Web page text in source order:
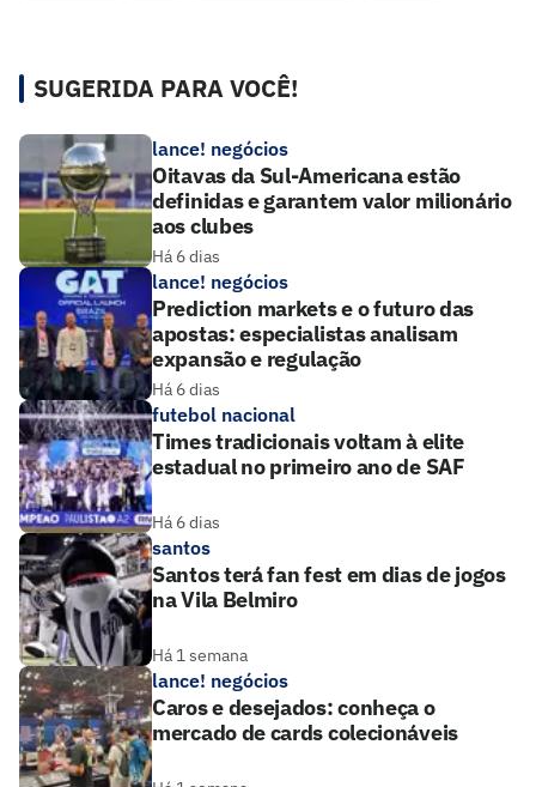
SUGERIDA PARA VOCÊ!
lance! negócios
Oitavas da Sul-Americana estão
definidas e garantem valor milionário
aos clubes
Há 6 dias
lance! negócios
Prediction markets e o futuro das
apostas: especialistas analisam
expansão e regulação
Há 6 dias
futebol nacional
Times tradicionais voltam à elite
estadual no primeiro ano de SAF
Há 6 dias
santos
Santos terá fan fest em dias de jogos
na Vila Belmiro
Há 1 semana
lance! negócios
Caros e desejados: conheça o
mercado de cards colecionáveis